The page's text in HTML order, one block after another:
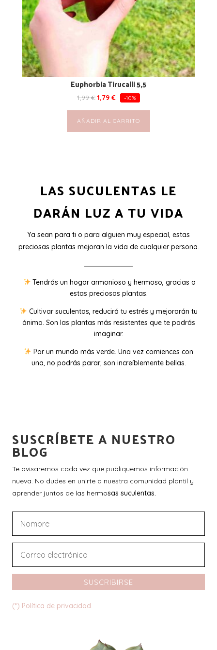
Euphorbia Tirucalli 5,5
1,99€ 1,79 € -10%
AÑADIR AL CARRITO
LAS SUCULENTAS LE
DARÁN LUZ A TU VIDA
Ya sean para ti o para alguien muy especial, estas
preciosas plantas mejoran la vida de cualquier persona.
Tendrás un hogar armonioso y hermoso, gracias a
estas preciosas plantas.
Cultivar suculentas, reducirá tu estrés y mejorarán tu
ánimo. Son las plantas más resistentes que te podrás
imaginar.
Por un mundo más verde. Una vez comiences con
una, no podrás parar, son increíblemente bellas.
SUSCRÍBETE A NUESTRO
BLOG
Te avisaremos cada vez que publiquemos información
nueva. No dudes en unirte a nuestra comunidad plantil y
aprender juntos de las hermosas suculentas.
SUSCRIBIRSE
(*) Política de privacidad.